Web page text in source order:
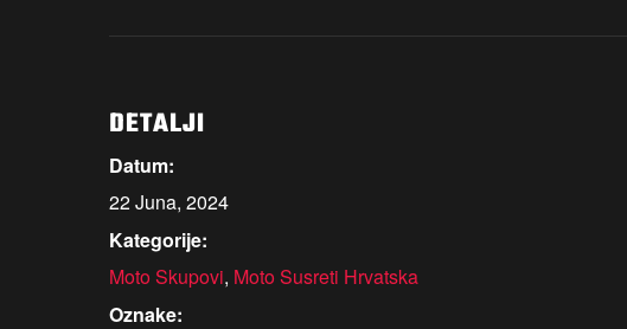
DETALJI
Datum:
22 Juna, 2024
Kategorije:
Moto Skupovi, Moto Susreti Hrvatska
Oznake: